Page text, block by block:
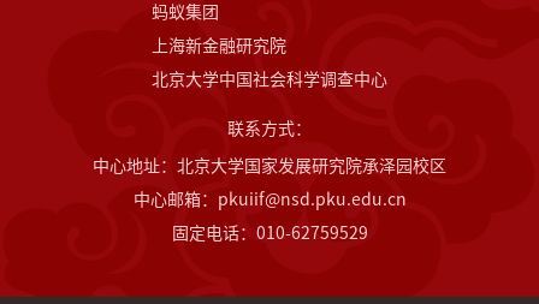
蚂蚁集团
上海新金融研究院
北京大学中国社会科学调查中心
联系方式：
中心地址：北京大学国家发展研究院承泽园校区
中心邮箱：pkuiif@nsd.pku.edu.cn
固定电话：010-62759529